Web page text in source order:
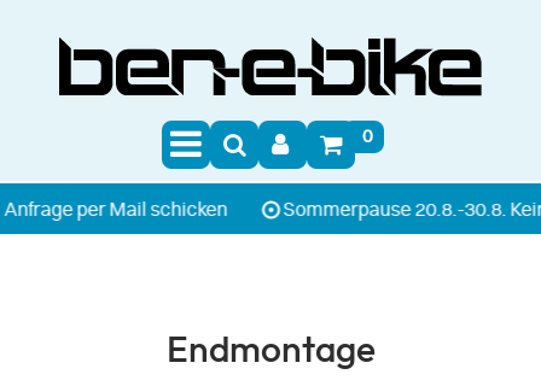
0
Mail schicken Sommerpause 20.8.-30.8. Kein Versand
Endmontage